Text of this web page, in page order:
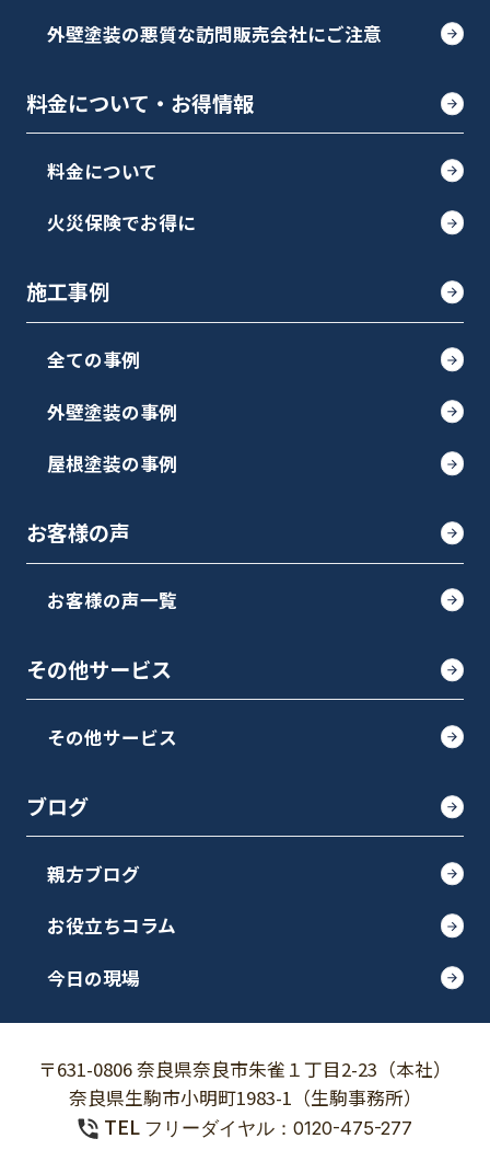
外壁塗装の悪質な訪問販売会社にご注意
料金について・お得情報
料金について
火災保険でお得に
施工事例
全ての事例
外壁塗装の事例
屋根塗装の事例
お客様の声
お客様の声一覧
その他サービス
その他サービス
ブログ
親方ブログ
お役立ちコラム
今日の現場
〒631-0806 奈良県奈良市朱雀１丁目2-23（本社）
奈良県生駒市小明町1983-1（生駒事務所）
TEL フリーダイヤル：0120-475-277